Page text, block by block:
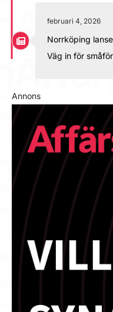
februari 4, 2026
Norrköping
Väg in för
Annons